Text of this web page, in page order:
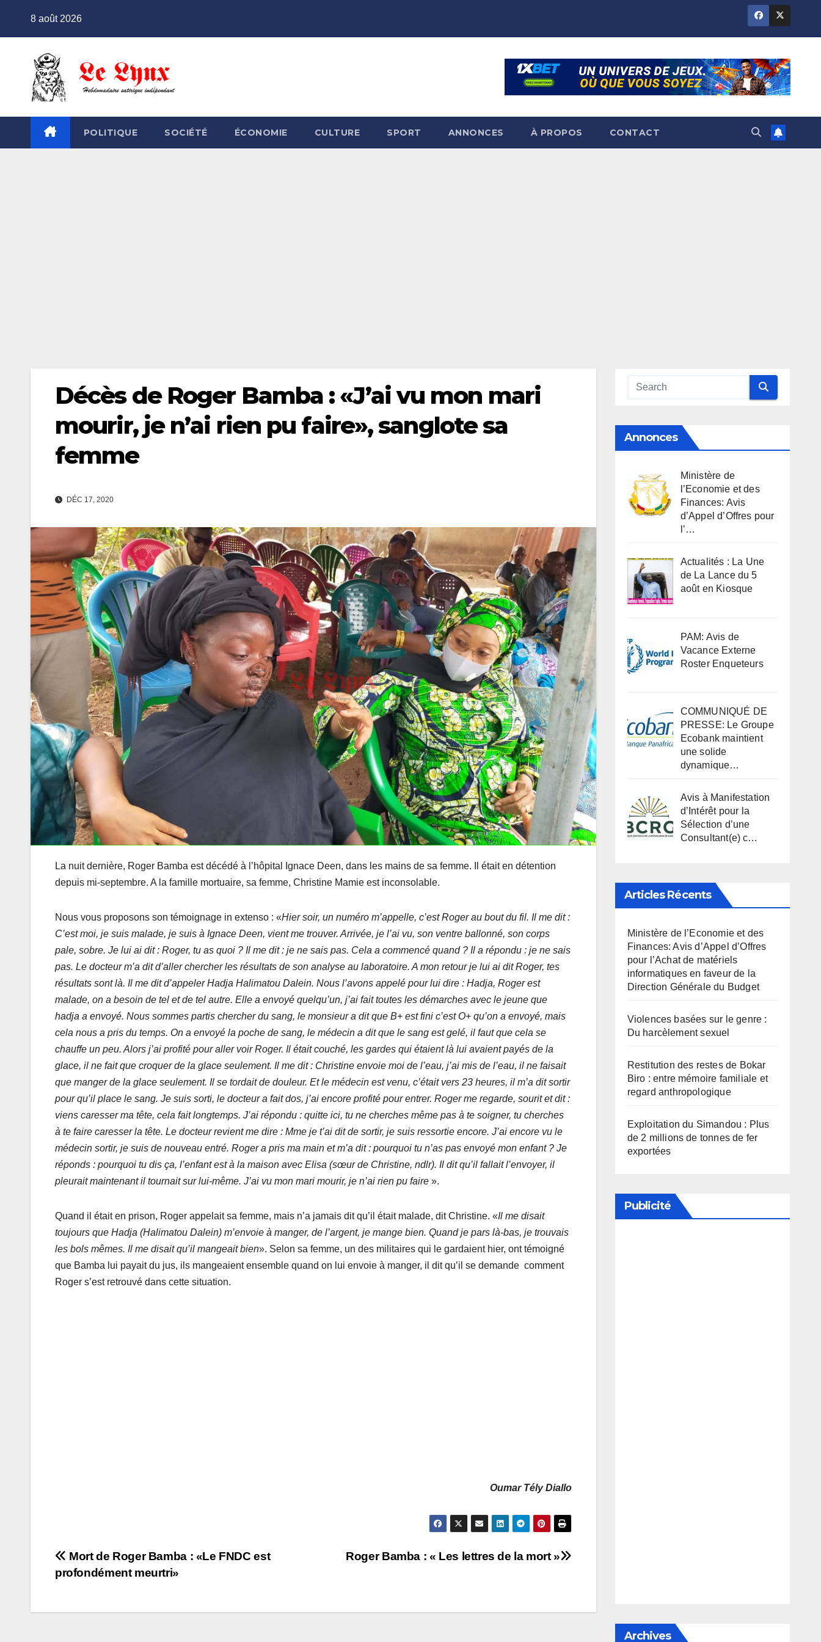
8 août 2026
POLITIQUE SOCIÉTÉ ÉCONOMIE CULTURE SPORT ANNONCES À PROPOS CONTACT
Décès de Roger Bamba : «J’ai vu mon mari
mourir, je n’ai rien pu faire», sanglote sa
femme
DÉC 17, 2020
La nuit dernière, Roger Bamba est décédé à l’hôpital Ignace Deen, dans les mains de sa femme. Il était en détention
depuis mi-septembre. A la famille mortuaire, sa femme, Christine Mamie est inconsolable.
Nous vous proposons son témoignage in extenso : «Hier soir, un numéro m’appelle, c’est Roger au bout du fil. Il me dit :
C’est moi, je suis malade, je suis à Ignace Deen, vient me trouver. Arrivée, je l’ai vu, son ventre ballonné, son corps
pale, sobre. Je lui ai dit : Roger, tu as quoi ? Il me dit : je ne sais pas. Cela a commencé quand ? Il a répondu : je ne sais
pas. Le docteur m’a dit d’aller chercher les résultats de son analyse au laboratoire. A mon retour je lui ai dit Roger, tes
résultats sont là. Il me dit d’appeler Hadja Halimatou Dalein. Nous l’avons appelé pour lui dire : Hadja, Roger est
malade, on a besoin de tel et de tel autre. Elle a envoyé quelqu’un, j’ai fait toutes les démarches avec le jeune que
hadja a envoyé. Nous sommes partis chercher du sang, le monsieur a dit que B+ est fini c’est O+ qu’on a envoyé, mais
cela nous a pris du temps. On a envoyé la poche de sang, le médecin a dit que le sang est gelé, il faut que cela se
chauffe un peu. Alors j’ai profité pour aller voir Roger. Il était couché, les gardes qui étaient là lui avaient payés de la
glace, il ne fait que croquer de la glace seulement. Il me dit : Christine envoie moi de l’eau, j’ai mis de l’eau, il ne faisait
que manger de la glace seulement. Il se tordait de douleur. Et le médecin est venu, c’était vers 23 heures, il m’a dit sortir
pour qu’il place le sang. Je suis sorti, le docteur a fait dos, j’ai encore profité pour entrer. Roger me regarde, sourit et dit :
viens caresser ma tête, cela fait longtemps. J’ai répondu : quitte ici, tu ne cherches même pas à te soigner, tu cherches
à te faire caresser la tête. Le docteur revient me dire : Mme je t’ai dit de sortir, je suis ressortie encore. J’ai encore vu le
médecin sortir, je suis de nouveau entré. Roger a pris ma main et m’a dit : pourquoi tu n’as pas envoyé mon enfant ? Je
réponds : pourquoi tu dis ça, l’enfant est à la maison avec Elisa (sœur de Christine, ndlr). Il dit qu’il fallait l’envoyer, il
pleurait maintenant il tournait sur lui-même. J’ai vu mon mari mourir, je n’ai rien pu faire ».
Quand il était en prison, Roger appelait sa femme, mais n’a jamais dit qu’il était malade, dit Christine. «Il me disait
toujours que Hadja (Halimatou Dalein) m’envoie à manger, de l’argent, je mange bien. Quand je pars là-bas, je trouvais
les bols mêmes. Il me disait qu’il mangeait bien». Selon sa femme, un des militaires qui le gardaient hier, ont témoigné
que Bamba lui payait du jus, ils mangeaient ensemble quand on lui envoie à manger, il dit qu’il se demande comment
Roger s’est retrouvé dans cette situation.
Oumar Tély Diallo
Navigation
de
l’article
Roger Bamba : « Les lettres de la mort »
Mort de Roger Bamba : «Le FNDC est
profondément meurtri»
Annonces
Ministère de
l’Economie et des
Finances: Avis
d’Appel d’Offres pour
l’…
Actualités : La Une
de La Lance du 5
août en Kiosque
PAM: Avis de
Vacance Externe
Roster Enqueteurs
COMMUNIQUÉ DE
PRESSE: Le Groupe
Ecobank maintient
une solide
dynamique…
Avis à Manifestation
d’Intérêt pour la
Sélection d’une
Consultant(e) c…
Articles Récents
Ministère de l’Economie et des
Finances: Avis d’Appel d’Offres
pour l’Achat de matériels
informatiques en faveur de la
Direction Générale du Budget
Violences basées sur le genre :
Du harcèlement sexuel
Restitution des restes de Bokar
Biro : entre mémoire familiale et
regard anthropologique
Exploitation du Simandou : Plus
de 2 millions de tonnes de fer
exportées
Publicité
Archives